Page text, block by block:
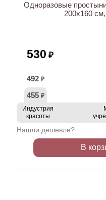
Одноразовые
200х160
530 ₽
492 ₽
455 ₽
Индустрия
красоты
Нашли дешевле?
В